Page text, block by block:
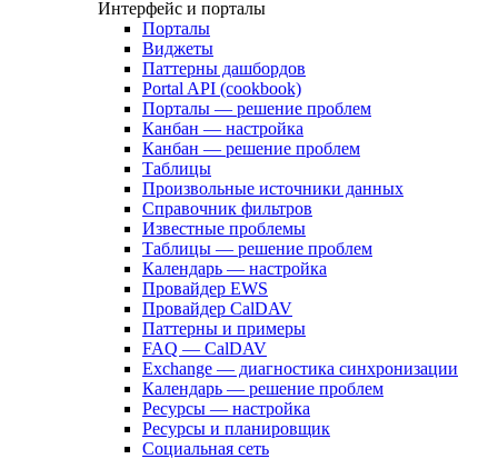
Интерфейс и порталы
Порталы
Виджеты
Паттерны дашбордов
Portal API (cookbook)
Порталы — решение проблем
Канбан — настройка
Канбан — решение проблем
Таблицы
Произвольные источники данных
Справочник фильтров
Известные проблемы
Таблицы — решение проблем
Календарь — настройка
Провайдер EWS
Провайдер CalDAV
Паттерны и примеры
FAQ — CalDAV
Exchange — диагностика синхронизации
Календарь — решение проблем
Ресурсы — настройка
Ресурсы и планировщик
Социальная сеть